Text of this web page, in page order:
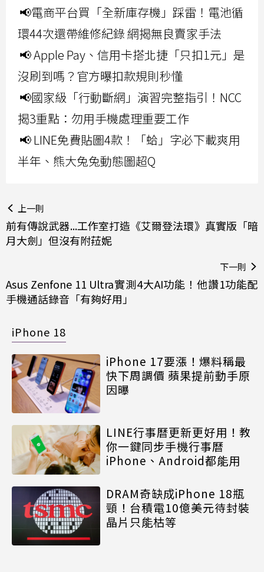
📢電商平台買「全新庫存機」踩雷！電池循
環44次還帶維修紀錄 網揭無良賣家手法
📢 Apple Pay、信用卡搭北捷「只扣1元」是
沒刷到嗎？官方曝扣款規則秒懂
📢國家級「行動斷網」演習完整指引！NCC
揭3重點：勿用手機處理重要工作
📢 LINE免費貼圖4款！「蛤」字必下載爽用
半年、熊大兔兔動態圖超Q
上一則
前有傳說武器...工作室打造《艾爾登法環》真實版「暗
月大劍」但沒有附菈妮
下一則
Asus Zenfone 11 Ultra實測4大AI功能！他讚1功能配
手機通話錄音「有夠好用」
iPhone 18
iPhone 17要漲！爆料稱最
快下周調價 蘋果提前動手原
因曝
LINE行事曆更新更好用！教
你一鍵同步手機行事曆
iPhone、Android都能用
DRAM奇缺成iPhone 18瓶
頸！台積電10億美元待封裝
晶片只能枯等